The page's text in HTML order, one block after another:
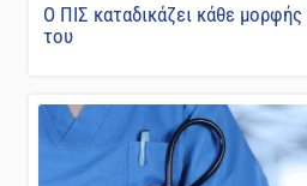
Ο ΠΙΣ καταδικάζει κάθε
του